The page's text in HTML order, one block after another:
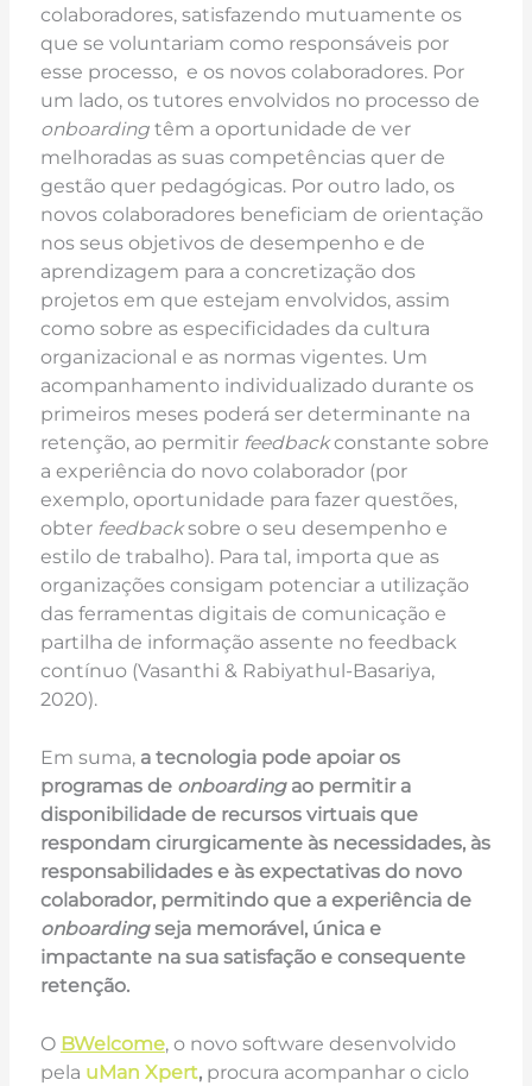
colaboradores, satisfazendo mutuamente os
que se voluntariam como responsáveis por
esse processo, e os novos colaboradores. Por
um lado, os tutores envolvidos no processo de
onboardingtêm a oportunidade de ver
melhoradas as suas competências quer de
gestão quer pedagógicas. Por outro lado, os
novos colaboradores beneficiam de orientação
nos seus objetivos de desempenho e de
aprendizagem para a concretização dos
projetos em que estejam envolvidos, assim
como sobre as especificidades da cultura
organizacional e as normas vigentes. Um
acompanhamento individualizado durante os
primeiros meses poderá ser determinante na
retenção, ao permitir feedbackconstante sobre
a experiência do novo colaborador (por
exemplo, oportunidade para fazer questões,
obter feedbacksobre o seu desempenho e
estilo de trabalho). Para tal, importa que as
organizações consigam potenciar a utilização
das ferramentas digitais de comunicação e
partilha de informação assente no feedback
contínuo (Vasanthi & Rabiyathul-Basariya,
2020).
Em suma, a tecnologia pode apoiar os
programas de onboarding ao permitir a
disponibilidade de recursos virtuais que
respondam cirurgicamente às necessidades, às
responsabilidades e às expectativas do novo
colaborador, permitindo que a experiência de
onboardingseja memorável, única e
impactante na sua satisfação e consequente
retenção.
O BWelcome, o novo software desenvolvido
pela uMan Xpert,procura acompanhar o ciclo